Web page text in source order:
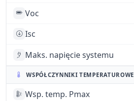
Voc
Isc
Maks. napięcie systemu
WSPÓŁCZYNNIKI TEMPERATUROWE
Wsp. temp. Pmax